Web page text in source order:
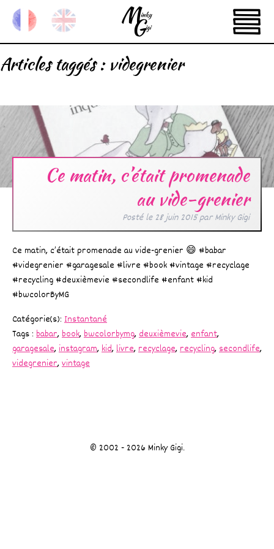
Articles taggés :videgrenier
Ce matin, c’était promenade
au vide-grenier
Posté le28 juin 2015parMinky Gigi
Ce matin, c’était promenade au vide-grenier 😄 #babar
#videgrenier #garagesale #livre #book #vintage #recyclage
#recycling #deuxièmevie #secondlife #enfant #kid
#bwcolorByMG
Catégorie(s): Instantané
Tags : babar,book,bwcolorbymg,deuxièmevie,enfant,
garagesale,instagram,kid,livre,recyclage,recycling,secondlife,
videgrenier,vintage
© 2002 - 2026 Minky Gigi.